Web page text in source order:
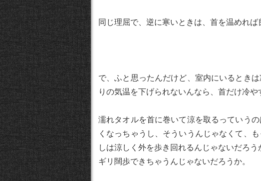
同じ理屈で、逆に寒いときは、首を温めれば
で、ふと思ったんだけど、室内にいるとき
りの気温を下げられないんなら、首だけ冷
濡れタオルを首に巻いて涼を取るっていう
くなっちゃうし、そういうんじゃなくて、
しは涼しく外を歩き回れるんじゃないだろ
ギリ闊歩できちゃうんじゃないだろうか。